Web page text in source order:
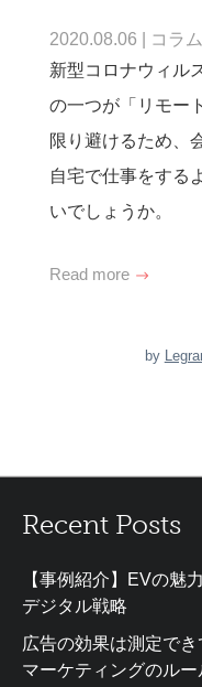
2020.08.06
コラム
新型コロナウィル
の一つが「リモー
限り避けるため、
自宅で仕事をする
いでしょうか。
Read more
by
Recent Posts
【事例紹介】EVの魅
デジタル戦略
広告の効果は測定で
マーケティングのル